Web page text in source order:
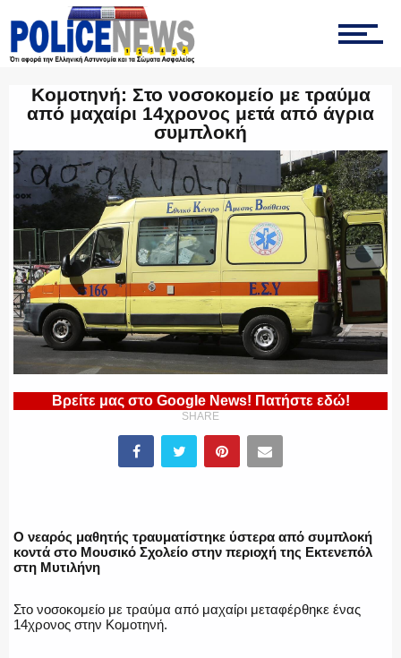
ΤΡΟΧΑΙΑ
ΟΜΑΔΑ “Ζ”
ΕΚΑΜ
ΥΑΤ/ΥΜΕΤ
Κομοτηνή: Στο νοσοκομείο με τραύμα
από μαχαίρι 14χρονος μετά από άγρια
συμπλοκή
Βρείτε μας στο Google News! Πατήστε εδώ!
SHARE
Ο νεαρός μαθητής τραυματίστηκε ύστερα από συμπλοκή
κοντά στο Μουσικό Σχολείο στην περιοχή της Εκτενεπόλ
στη Μυτιλήνη
Στο νοσοκομείο με τραύμα από μαχαίρι μεταφέρθηκε ένας
14χρονος στην Κομοτηνή.